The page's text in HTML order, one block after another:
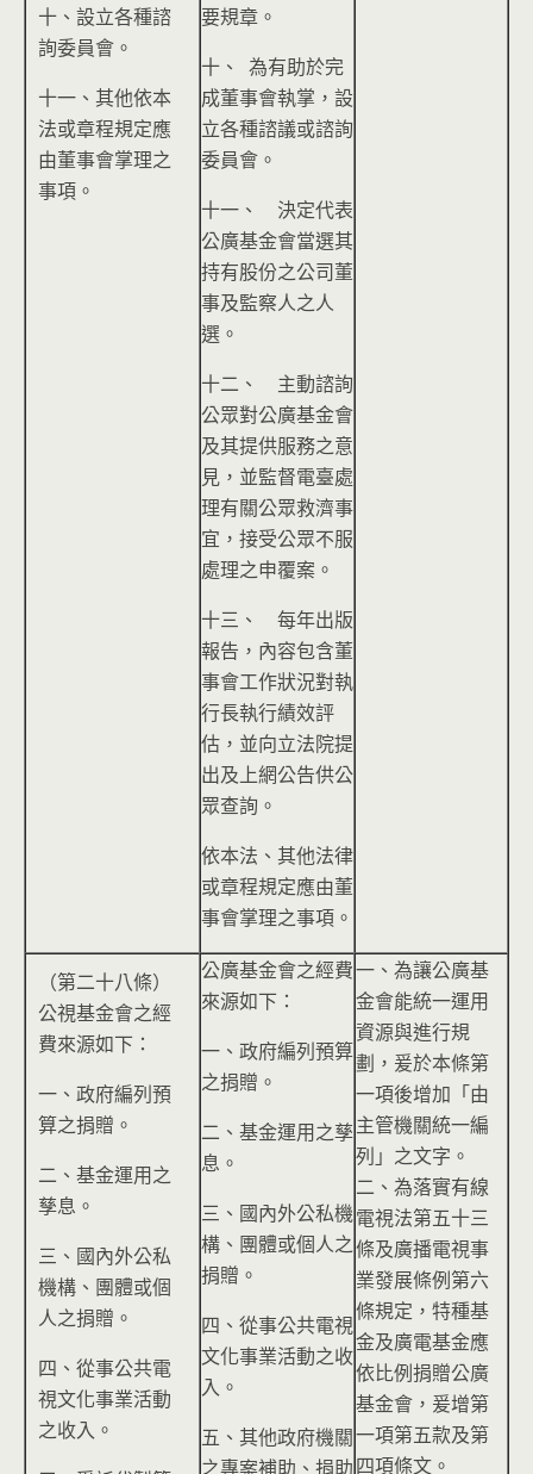
十、設立各種諮
詢委員會。
十一、其他依本
法或章程規定應
由董事會掌理之
事項。
要規章。
十、 為有助於完
成董事會執掌，設
立各種諮議或諮詢
委員會。
十一、 決定代表
公廣基金會當選其
持有股份之公司董
事及監察人之人
選。
十二、 主動諮詢
公眾對公廣基金會
及其提供服務之意
見，並監督電臺處
理有關公眾救濟事
宜，接受公眾不服
處理之申覆案。
十三、 每年出版
報告，內容包含董
事會工作狀況對執
行長執行績效評
估，並向立法院提
出及上網公告供公
眾查詢。
依本法、其他法律
或章程規定應由董
事會掌理之事項。
（第二十八條）
公視基金會之經
費來源如下：
一、政府編列預
算之捐贈。
二、基金運用之
孳息。
三、國內外公私
機構、團體或個
人之捐贈。
四、從事公共電
視文化事業活動
之收入。
公廣基金會之經費
來源如下：
一、政府編列預算
之捐贈。
二、基金運用之孳
息。
三、國內外公私機
構、團體或個人之
捐贈。
四、從事公共電視
文化事業活動之收
入。
五、其他政府機關
之專案補助、捐助
一、為讓公廣基
金會能統一運用
資源與進行規
劃，爰於本條第
一項後增加「由
主管機關統一編
列」之文字。
二、為落實有線
電視法第五十三
條及廣播電視事
業發展條例第六
條規定，特種基
金及廣電基金應
依比例捐贈公廣
基金會，爰增第
一項第五款及第
四項條文。